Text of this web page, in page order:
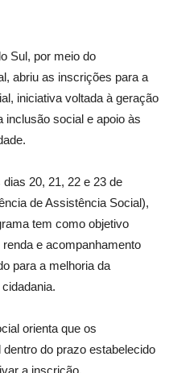
Sul, por meio do
abriu as inscrições para a
iniciativa voltada à geração
inclusão social e apoio às
20, 21, 22 e 23 de
de Assistência Social),
tem como objetivo
e acompanhamento
para a melhoria da
orienta que os
do prazo estabelecido
a inscrição.